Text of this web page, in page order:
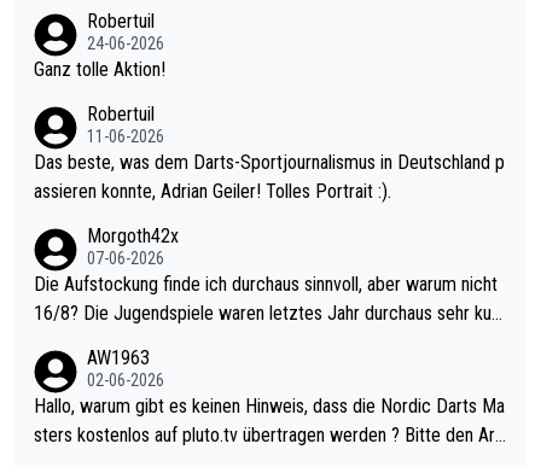
mal 40+ erst recht. Da gewinnst keinen Blumentopf - ist ja noc
h krasser wie ein Pokalspiel eines Kreisligisten vs einem Bund
Robertuil
24-06-2026
Ganz tolle Aktion!
Robertuil
11-06-2026
Das beste, was dem Darts-Sportjournalismus in Deutschland p
assieren konnte, Adrian Geiler! Tolles Portrait :).
Morgoth42x
07-06-2026
Die Aufstockung finde ich durchaus sinnvoll, aber warum nicht
16/8? Die Jugendspiele waren letztes Jahr durchaus sehr kurz
Allerdings ist Mitchell Lawrie als Nummer 1 der Welt eh qualifi
ziert. Somit ändert die automatische Qualifikation des Weltmei
sters erstmal nichts. Ich denke sie wollen damit für nächstes J
AW1963
02-06-2026
Hallo, warum gibt es keinen Hinweis, dass die Nordic Darts Ma
sters kostenlos auf pluto.tv übertragen werden ? Bitte den Arti